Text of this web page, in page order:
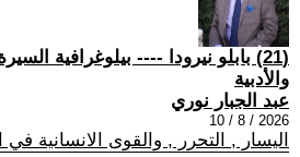
(21) بابلو نيرودا ---- بيلوغرافية
والأدبية
عبد الجبار نوري
2026 / 8 / 10
اليسار , التحرر , والقوى الانسانية في